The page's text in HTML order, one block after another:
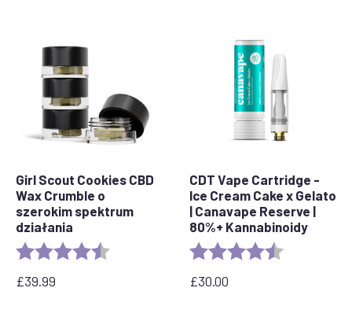
Girl Scout Cookies CBD
Wax Crumble o
szerokim spektrum
działania
Rating: 4.6 out of 5 stars
£39.99
CDT Vape Cartridge -
Ice Cream Cake x Gelato
| Canavape Reserve |
80%+ Kannabinoidy
Rating: 4.6 out of 5
£30.00